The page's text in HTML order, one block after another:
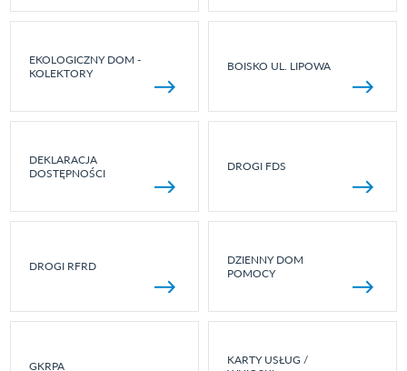
EKOLOGICZNY DOM -
KOLEKTORY
BOISKO UL. LIPOWA
DEKLARACJA
DOSTĘPNOŚCI
DROGI FDS
DROGI RFRD
DZIENNY DOM
POMOCY
GKRPA
KARTY USŁUG /